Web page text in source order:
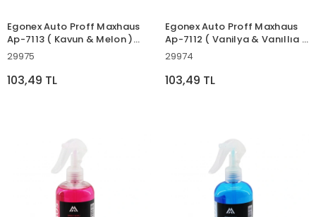
Egonex Auto Proff Maxhaus
Ap-7113 ( Kavun & Melon )
Ortam Oda Kokusu Sprey
29975
103,49 TL
Egonex Auto Proff Maxhaus
Ap-7112 ( Vanilya & Vanıllıa )
Ortam Oda Kokusu Sprey
29974
103,49 TL